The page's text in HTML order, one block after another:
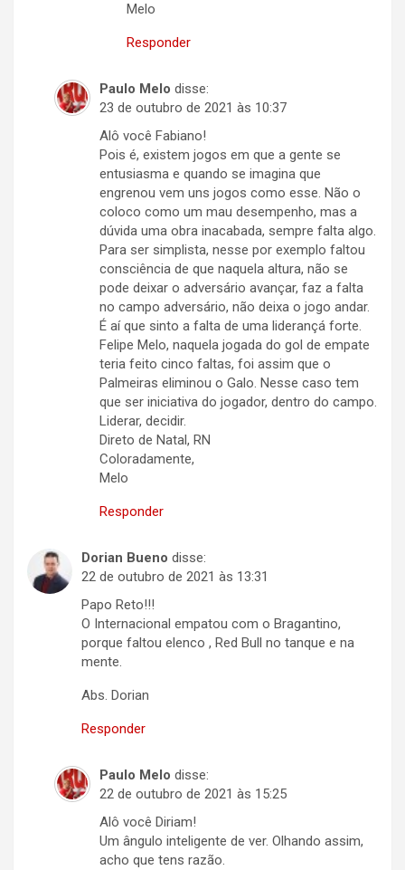
Melo
Responder
Paulo Melo disse:
23 de outubro de 2021 às 10:37
Alô você Fabiano!
Pois é, existem jogos em que a gente se
entusiasma e quando se imagina que
engrenou vem uns jogos como esse. Não o
coloco como um mau desempenho, mas a
dúvida uma obra inacabada, sempre falta algo.
Para ser simplista, nesse por exemplo faltou
consciência de que naquela altura, não se
pode deixar o adversário avançar, faz a falta
no campo adversário, não deixa o jogo andar.
É aí que sinto a falta de uma liderançá forte.
Felipe Melo, naquela jogada do gol de empate
teria feito cinco faltas, foi assim que o
Palmeiras eliminou o Galo. Nesse caso tem
que ser iniciativa do jogador, dentro do campo.
Liderar, decidir.
Direto de Natal, RN
Coloradamente,
Melo
Responder
Dorian Bueno disse:
22 de outubro de 2021 às 13:31
Papo Reto!!!
O Internacional empatou com o Bragantino,
porque faltou elenco , Red Bull no tanque e na
mente.
Abs. Dorian
Responder
Paulo Melo disse:
22 de outubro de 2021 às 15:25
Alô você Diriam!
Um ângulo inteligente de ver. Olhando assim,
acho que tens razão.